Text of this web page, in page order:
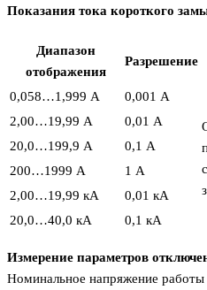
Показания тока короткого
Диапазон
отображения
Разрешение
0,058…1,999 A 0,001 A
2,00…19,99 A
0,01 A
20,0…199,9 A
0,1 A
200…1999 A
1 A
2,00…19,99 кA
0,01 кA
20,0…40,0 кA
0,1 кA
Измерение параметров
Номинальное напряжение